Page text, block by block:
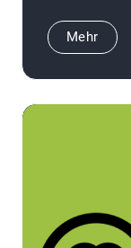
Mehr